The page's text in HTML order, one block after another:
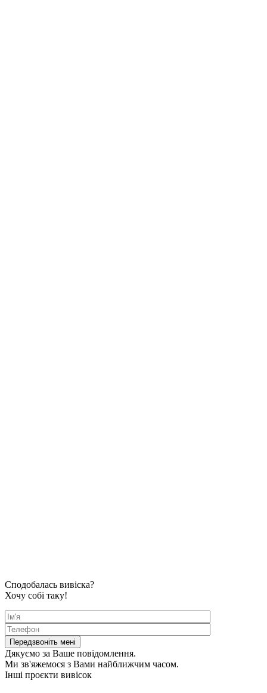
Сподобалась вивіска?
Хочу собі таку!
Дякуємо за Ваше повідомлення.
Ми зв'яжемося з Вами найближчим часом.
Інші проєкти вивісок